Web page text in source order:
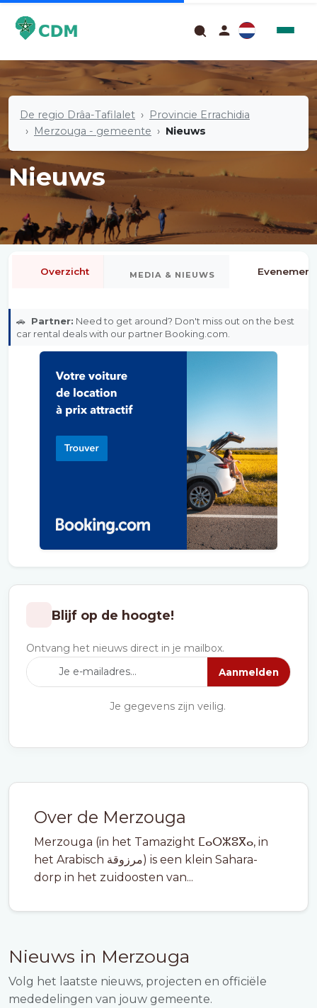
De regio Drâa-Tafilalet
Provincie Errachidia
Merzouga - gemeente
Nieuws
Nieuws
Over de Merzouga
Merzouga (in het Tamazight ⵎⴰⵔⵣⵓⴳⴰ, in
het Arabisch مرزوقة) is een klein Sahara-
dorp in het zuidoosten van...
Nieuws in Merzouga
Volg het laatste nieuws, projecten en officiële
mededelingen van jouw gemeente.
Overzicht MEDIA & NIEUWS
🚗 Partner: Need to get around? Don't miss out on the best
car rental deals with our partner Booking.com.
Blijf op de hoogte!
Ontvang het nieuws direct in je mailbox.
Aanmelden
Je gegevens zijn veilig.